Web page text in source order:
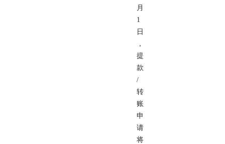
月
1
日
，
提
款
/
转
账
申
请
将